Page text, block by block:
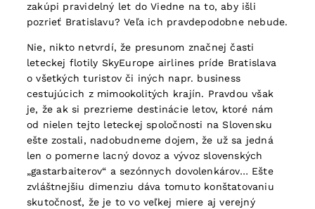
zakúpi pravidelný let do Viedne na to, aby išli
pozrieť Bratislavu? Veľa ich pravdepodobne nebude.
Nie, nikto netvrdí, že presunom značnej časti
leteckej flotily SkyEurope airlines príde Bratislava
o všetkých turistov či iných napr. business
cestujúcich z mimookolitých krajín. Pravdou však
je, že ak si prezrieme destinácie letov, ktoré nám
od nielen tejto leteckej spoločnosti na Slovensku
ešte zostali, nadobudneme dojem, že už sa jedná
len o pomerne lacný dovoz a vývoz slovenských
„gastarbaiterov“ a sezónnych dovolenkárov… Ešte
zvláštnejšiu dimenziu dáva tomuto konštatovaniu
skutočnosť, že je to vo veľkej miere aj verejný